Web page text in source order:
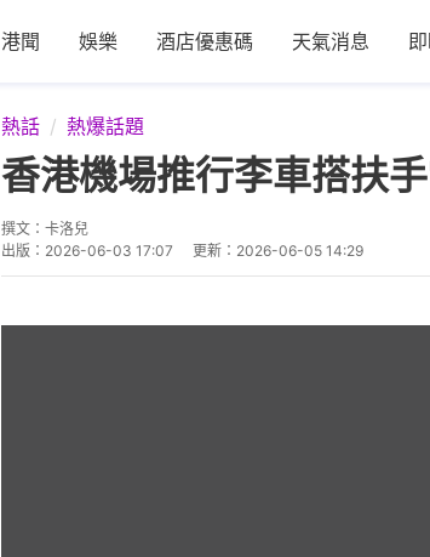
港聞 娛樂 酒店優惠碼 天氣消息
熱話 熱爆話題
香港機場推行李車搭扶
撰文： 卡洛兒
出版： 2026-06-03 17:07 更新： 2026-06-05 14:29